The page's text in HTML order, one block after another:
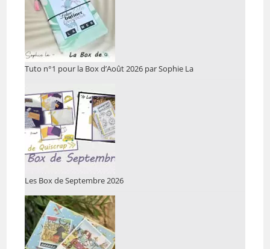
Tuto n°1 pour la Box d’Août 2026 par Sophie La
Les Box de Septembre 2026